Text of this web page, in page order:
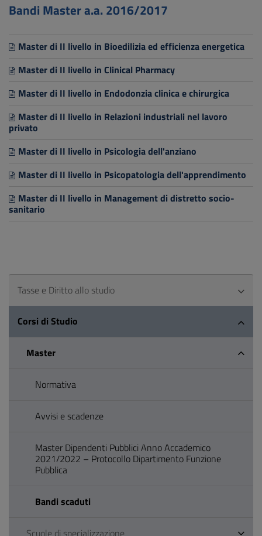
Bandi Master a.a. 2016/2017
Master di II livello in Bioedilizia ed efficienza energetica
Master di II livello in Clinical Pharmacy
Master di II livello in Endodonzia clinica e chirurgica
Master di II livello in Relazioni industriali nel lavoro
privato
Master di II livello in Psicologia dell'anziano
Master di II livello in Psicopatologia dell'apprendimento
Master di II livello in Management di distretto socio-
sanitario
Tasse e Diritto allo studio
Corsi di Studio
Master
Normativa
Avvisi e scadenze
Master Dipendenti Pubblici Anno Accademico
2021/2022 – Protocollo Dipartimento Funzione
Pubblica
Bandi scaduti
Scuole di specializzazione